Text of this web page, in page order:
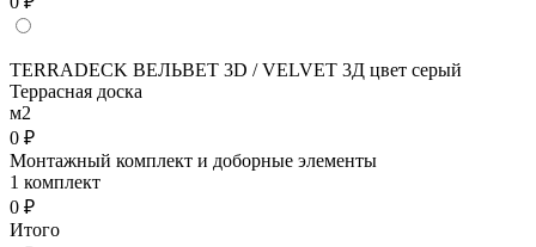
TERRADECK ВЕЛЬВЕТ 3D / VELVET 3Д цвет серый
Террасная доска
м2
0 ₽
Монтажный комплект и доборные элементы
1 комплект
0 ₽
Итого